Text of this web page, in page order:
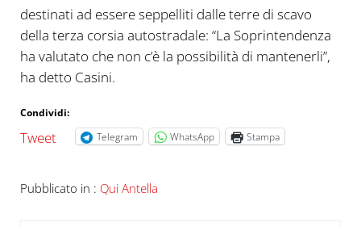
destinati ad essere seppelliti dalle terre di scavo
della terza corsia autostradale: “La Soprintendenza
ha valutato che non c’è la possibilità di mantenerli”,
ha detto Casini.
Condividi:
Tweet Telegram WhatsApp Stampa
Pubblicato in : Qui Antella